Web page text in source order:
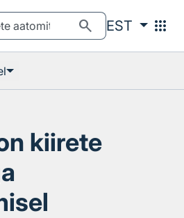
search EST apps
kiirete